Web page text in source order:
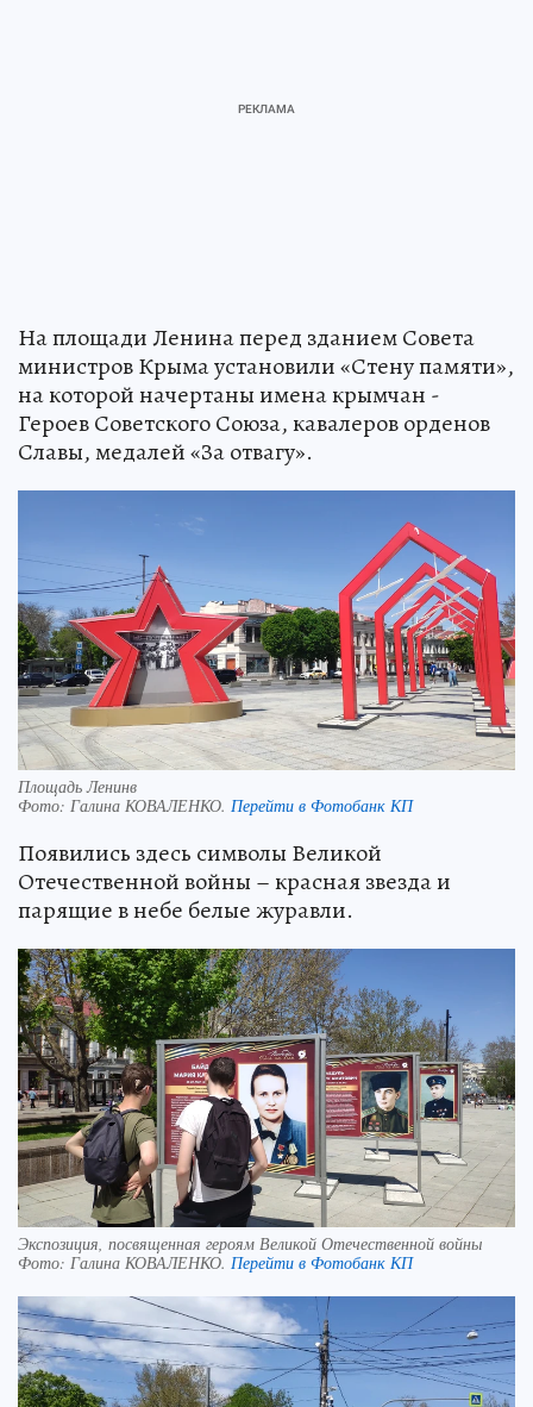
На площади Ленина перед зданием Совета
министров Крыма установили «Стену памяти»,
на которой начертаны имена крымчан -
Героев Советского Союза, кавалеров орденов
Славы, медалей «За отвагу».
Площадь Ленинв
Фото: Галина КОВАЛЕНКО. Перейти в Фотобанк КП
Появились здесь символы Великой
Отечественной войны – красная звезда и
парящие в небе белые журавли.
Экспозиция, посвященная героям Великой Отечественной войны
Фото: Галина КОВАЛЕНКО. Перейти в Фотобанк КП